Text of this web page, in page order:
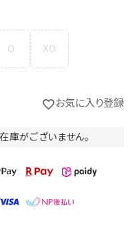
O XO
お気に入り登録
庫がございません。